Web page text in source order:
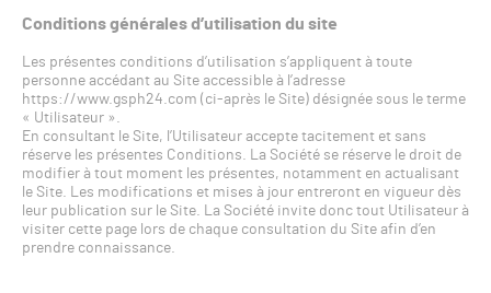
Conditions générales d’utilisation du site
Les présentes conditions d’utilisation s’appliquent à toute
personne accédant au Site accessible à l’adresse
https://www.gsph24.com (ci-après le Site) désignée sous le terme
« Utilisateur ».
En consultant le Site, l’Utilisateur accepte tacitement et sans
réserve les présentes Conditions. La Société se réserve le droit de
modifier à tout moment les présentes, notamment en actualisant
le Site. Les modifications et mises à jour entreront en vigueur dès
leur publication sur le Site. La Société invite donc tout Utilisateur à
visiter cette page lors de chaque consultation du Site afin d’en
prendre connaissance.